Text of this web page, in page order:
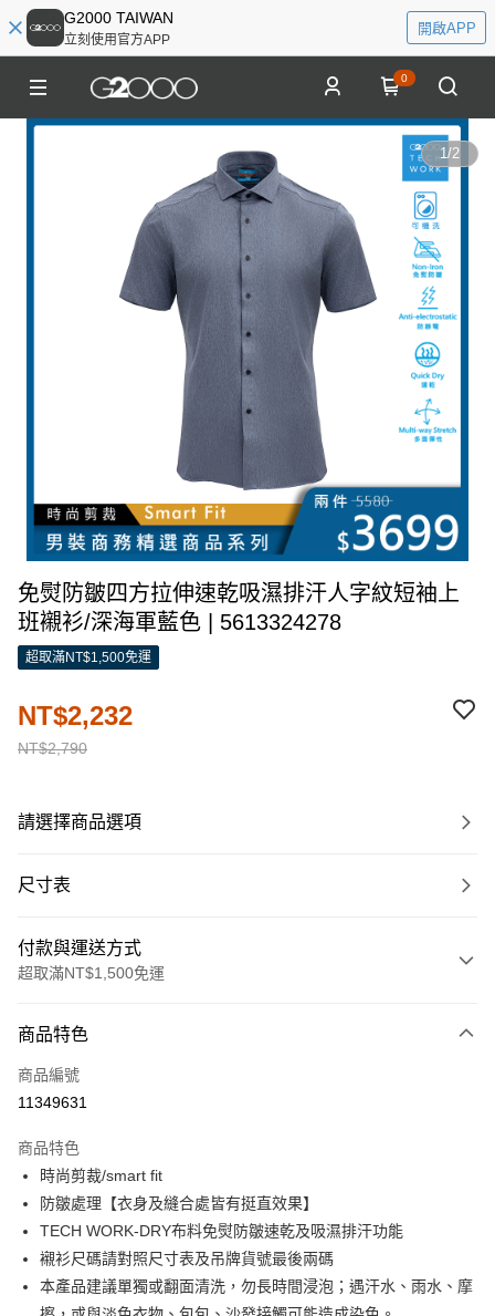
G2000 TAIWAN
立刻使用官方APP
開啟APP
0
1/2
免熨防皺四方拉伸速乾吸濕排汗人字紋短袖上
班襯衫/深海軍藍色 | 5613324278
超取滿NT$1,500免運
NT$2,790
NT$2,232
請選擇商品選項
尺寸表
付款與運送方式
超取滿NT$1,500免運
信用卡一次付款
信用卡分期付款
合作金庫商業銀行
華南商業銀行
上海商業儲蓄銀行
台北富邦商業銀行
國泰世華商業銀行
兆豐國際商業銀行
臺灣中小企業銀行
台中商業銀行
匯豐（台灣）商業銀行
華泰商業銀行
聯邦商業銀行
遠東國際商業銀行
LINE Pay
Apple Pay
街口支付
悠遊付
商品特色
商品編號
11349631
商品特色
時尚剪裁/smart fit
防皺處理【衣身及縫合處皆有挺直效果】
TECH WORK-DRY布料免熨防皺速乾及吸濕排汗功能
襯衫尺碼請對照尺寸表及吊牌貨號最後兩碼
本產品建議單獨或翻面清洗，勿長時間浸泡；遇汗水、雨水、摩